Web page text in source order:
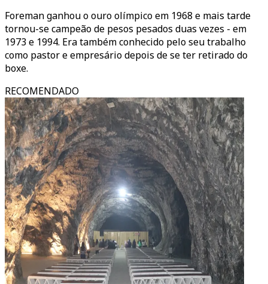
Foreman ganhou o ouro olímpico em 1968 e mais tarde
tornou-se campeão de pesos pesados duas vezes - em
1973 e 1994. Era também conhecido pelo seu trabalho
como pastor e empresário depois de se ter retirado do
boxe.
RECOMENDADO